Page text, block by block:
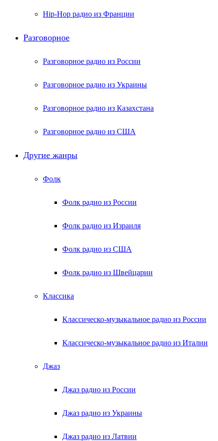
Hip-Hop радио из Франции
Разговорное
Разговорное радио из России
Разговорное радио из Украины
Разговорное радио из Казахстана
Разговорное радио из США
Другие жанры
Фолк
Фолк радио из России
Фолк радио из Израиля
Фолк радио из США
Фолк радио из Швейцарии
Классика
Классическо-музыкальное радио из России
Классическо-музыкальное радио из Италии
Джаз
Джаз радио из России
Джаз радио из Украины
Джаз радио из Латвии